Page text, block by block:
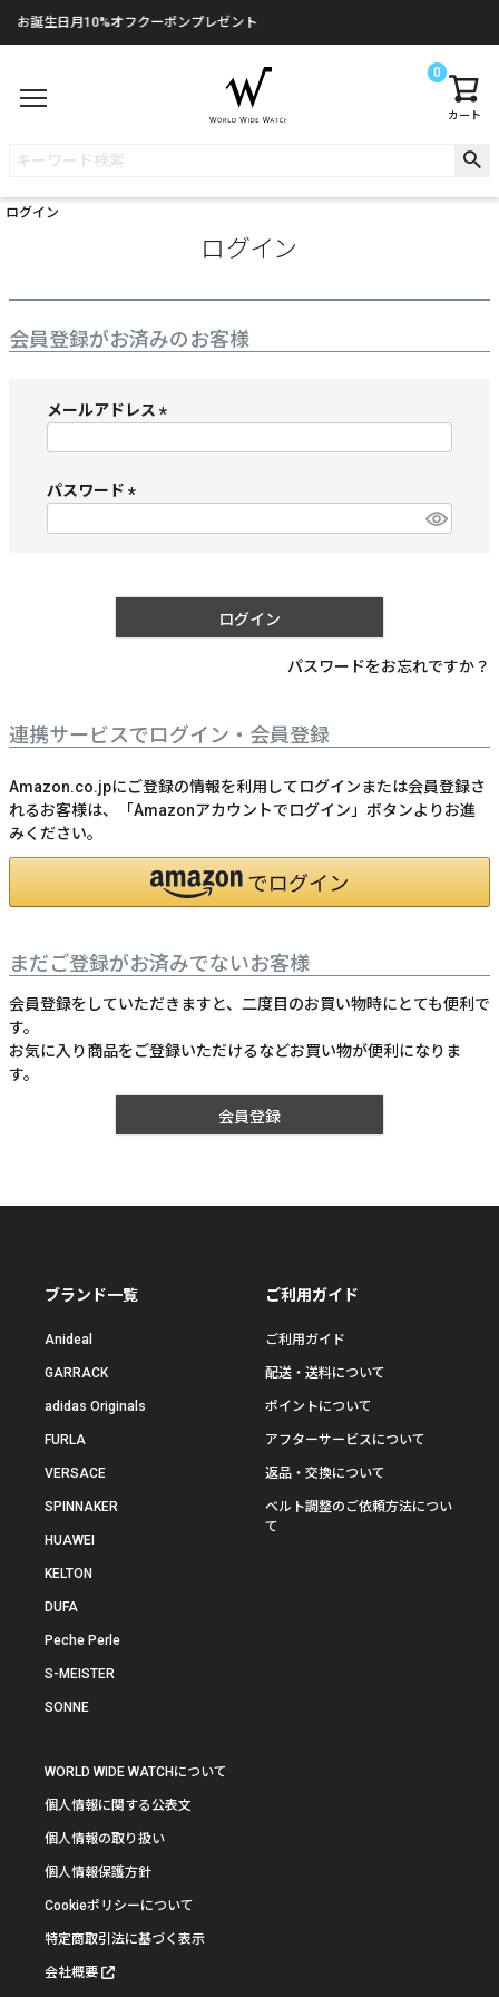
お誕生日月10%オフクーポンプレゼント
カート
0
ログイン
ログイン
会員登録がお済みのお客様
メールアドレス
)
パスワード
ログイン
パスワードをお忘れですか？
連携サービスでログイン・会員登録
Amazon.co.jpにご登録の情報を利用してログインまたは会員登録さ
れるお客様は、「Amazonアカウントでログイン」ボタンよりお進
みください。
まだご登録がお済みでないお客様
会員登録をしていただきますと、二度目のお買い物時にとても便利で
す。
お気に入り商品をご登録いただけるなどお買い物が便利になりま
す。
会員登録
ブランド一覧
Anideal
GARRACK
adidas Originals
FURLA
VERSACE
SPINNAKER
HUAWEI
KELTON
DUFA
Peche Perle
S-MEISTER
SONNE
ご利用ガイド
ご利用ガイド
配送・送料について
ポイントについて
アフターサービスについて
返品・交換について
ベルト調整のご依頼方法につい
て
WORLD WIDE WATCHについて
個人情報に関する公表文
個人情報の取り扱い
個人情報保護方針
Cookieポリシーについて
特定商取引法に基づく表示
会社概要